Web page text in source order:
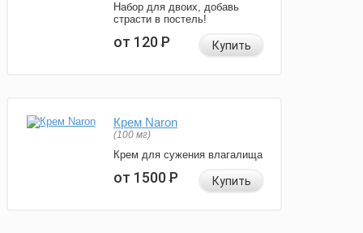
Набор для двоих, добавь
страсти в постель!
от 120Р Купить
Крем Naron
(100 мг)
Крем для сужения влагалища
от 1500Р Купить